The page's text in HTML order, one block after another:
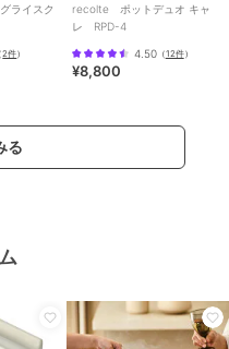
ライスク
（2件）
recolte ポットデュオ キャ
レ RPD-4
4.50（12件）
¥8,800
る